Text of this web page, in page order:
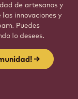
de artesanos y
las innovaciones y
Puedes
lo desees.